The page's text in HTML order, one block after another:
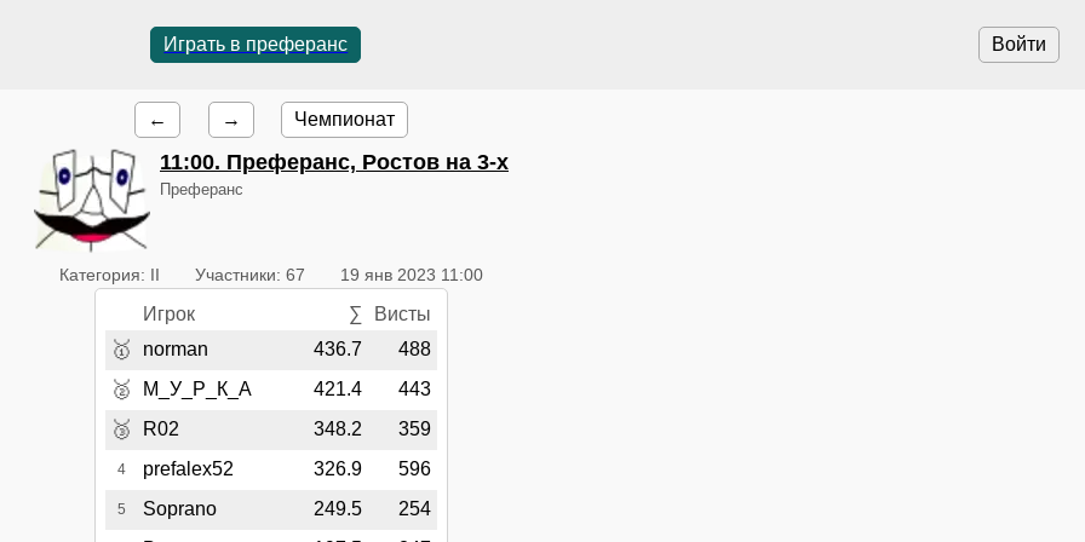
Войти
Играть в преферанс
← → Чемпионат
11:00. Преферанс, Ростов на 3-х
Преферанс
Категория: II Участники: 67 19 янв 2023 11:00
Игрок ∑ Висты
🥇 norman 436.7 488
🥈 М_У_Р_К_А 421.4 443
🥉 R02 348.2 359
4 prefalex52 326.9 596
5 Soprano 249.5 254